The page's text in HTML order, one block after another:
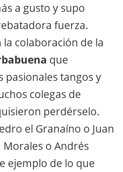
a gusto y supo
fuerza.
colaboración de la
que
pasionales tangos y
colegas de
perdérselo.
el Granaíno o Juan
Morales o Andrés
ejemplo de lo que